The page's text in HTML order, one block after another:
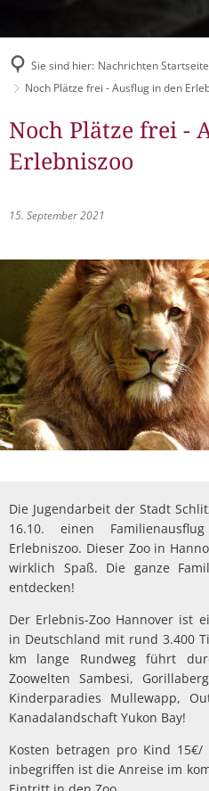
Schlitzer
Sie sind hier: Nachrichten Startseite
Noch Plätze frei - Ausflug in den
Noch Plätze frei -
Erlebniszoo
15. September 2021
Die Jugendarbeit der Stadt
16.10. einen
Erlebniszoo. Dieser Zoo in
wirklich Spaß. Die ganze
entdecken!
Der Erlebnis-Zoo Hannover ist
in Deutschland mit rund 3.400
km lange Rundweg führt
Zoowelten Sambesi,
Kinderparadies Mullewapp,
Kanadalandschaft Yukon Bay!
Kosten betragen pro Kind 15€/
inbegriffen ist die Anreise im